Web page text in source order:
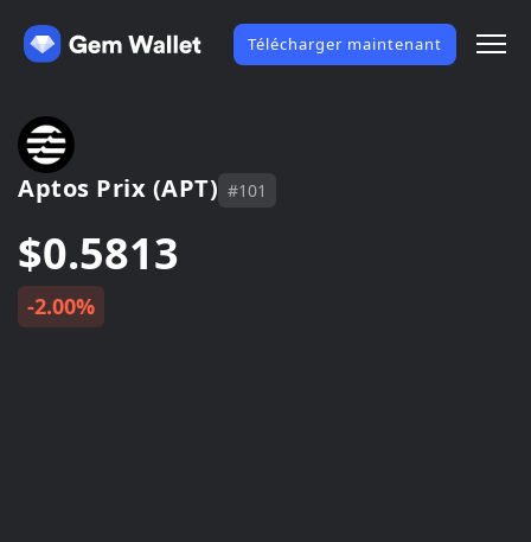
Télécharger maintenant
Aptos Prix (APT) #101
$0.5813
-2.00%